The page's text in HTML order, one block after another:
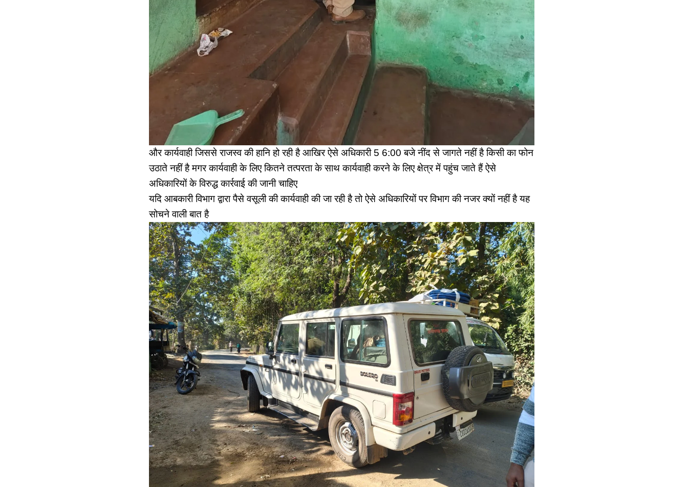
और कार्यवाही जिससे राजस्व की हानि हो रही है आखिर ऐसे अधिकारी 5 6:00 बजे नींद से जागते नहीं है किसी का फोन
उठाते नहीं है मगर कार्यवाही के लिए कितने तत्परता के साथ कार्यवाही करने के लिए क्षेत्र में पहुंच जाते हैं ऐसे
अधिकारियों के विरुद्ध कार्रवाई की जानी चाहिए
यदि आबकारी विभाग द्वारा पैसे वसूली की कार्यवाही की जा रही है तो ऐसे अधिकारियों पर विभाग की नजर क्यों नहीं है यह
सोचने वाली बात है